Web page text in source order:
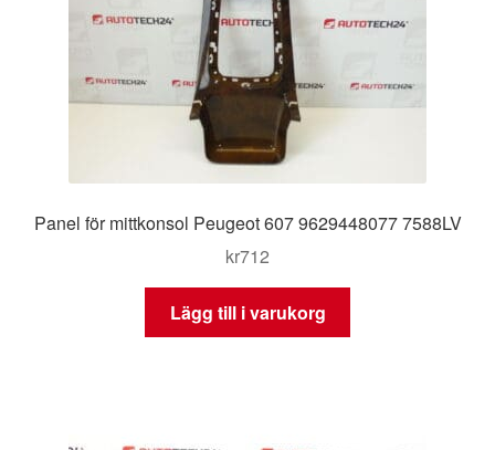
Panel för mittkonsol Peugeot 607 9629448077 7588LV
kr712
Lägg till i varukorg